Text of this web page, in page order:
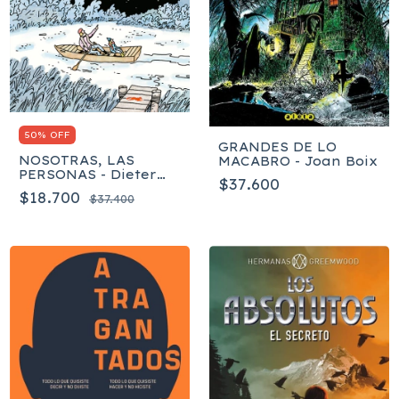
50% OFF
NOSOTRAS, LAS
PERSONAS - Dieter
Böge
$18.700 $37.400
GRANDES DE LO
MACABRO - Joan Boix
$37.600